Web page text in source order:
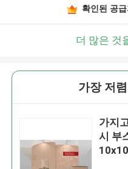
확인된 공
더 많은 것
가장 저
가지
시 부